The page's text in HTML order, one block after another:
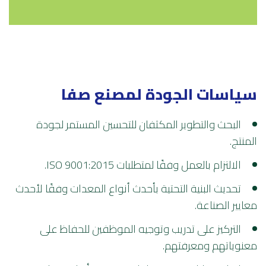
سياسات الجودة لمصنع صفا
البحث والتطوير المكثفان للتحسين المستمر لجودة
المنتج.
الالتزام بالعمل وفقًا لمتطلبات ISO 9001:2015.
تحديث البنية التحتية بأحدث أنواع المعدات وفقًا لأحدث
معايير الصناعة.
التركيز على تدريب وتوجيه الموظفين للحفاظ على
معنوياتهم ومعرفتهم.